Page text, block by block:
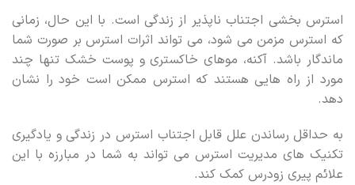
استرس بخشی اجتناب ناپذیر از زندگی است. با این حال، زمانی
که استرس مزمن می شود، می تواند اثرات استرس بر صورت شما
ماندگار باشد. آکنه، موهای خاکستری و پوست خشک تنها چند
مورد از راه هایی هستند که استرس ممکن است خود را نشان
دهد.
به حداقل رساندن علل قابل اجتناب استرس در زندگی و یادگیری
تکنیک های مدیریت استرس می تواند به شما در مبارزه با این
علائم پیری زودرس کمک کند.